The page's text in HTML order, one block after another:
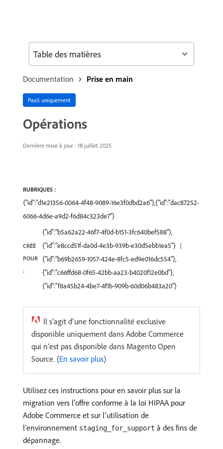
Documentation Prise en main
PaaS uniquement
Opérations
Dernière mise à jour : 18 juillet 2025
RUBRIQUES :
{"id":"d1e21356-0064-4f48-9089-16e3f0dbd2a6"},{"id":"dac87252-
6066-4d6e-a9d2-f6d84c323de7"}
CRÉÉ
POUR
:
{"id":"b5a62a22-46f7-4f0d-b151-3fc640bef588"},
{"id":"e8ccd51f-da0d-4e3b-939b-e30d5ebb1ea5"}
{"id":"b69b2659-1057-424e-8fc5-ed9e016dc554"},
{"id":"c66ffd68-0f65-42bb-aa23-b4020f12e0bd"},
{"id":"f8a45b24-4be7-4f1b-909b-60d06b483a20"}
Il s’agit d’une fonctionnalité exclusive
disponible uniquement dans Adobe Commerce
qui n’est pas disponible dans Magento Open
Source. (En savoir plus)
Utilisez ces instructions pour en savoir plus sur la
migration vers l’offre conforme à la loi HIPAA pour
Adobe Commerce et sur l’utilisation de
l’environnement staging_for_support à des fins de
dépannage.
Table des matières